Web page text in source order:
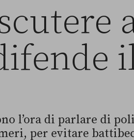
l’ora di parlare di
per evitare